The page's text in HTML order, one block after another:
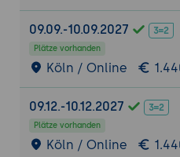
Klassische Metriken:
Time), SL (Service
Erreichbarkeit.
Qualitäts-Metriken:
Resolution) und
Score).
Workforce
Bedarfsgerechte
09.09.-10.09.2027
Plätze vorhanden
Köln / Online
09.12.-10.12.2027
Plätze vorhanden
Köln / Online